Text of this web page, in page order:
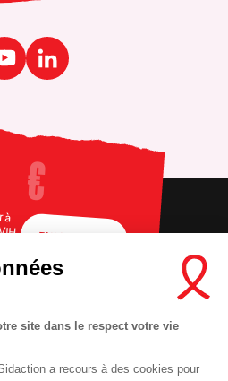
site dans le respect votre vie
a recours à des cookies pour
à
FAIRE UN DON